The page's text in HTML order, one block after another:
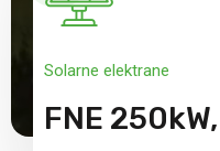
Solarne elektrane
FNE